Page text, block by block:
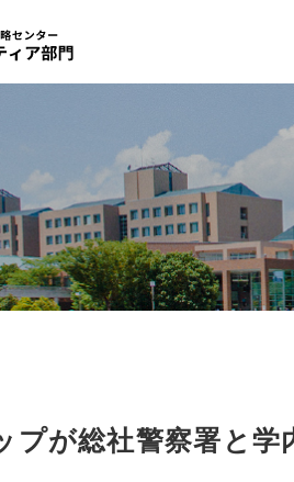
プが総社警察署と